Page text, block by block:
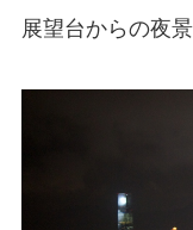
展望台からの夜